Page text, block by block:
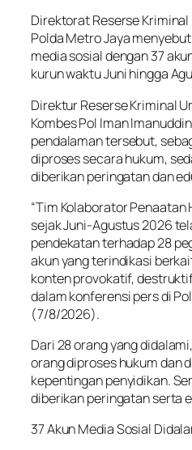
Direktorat Reserse
Polda Metro Jaya
media sosial dengan 37
kurun waktu Juni hingga
Direktur Reserse Kriminal
Kombes Pol Iman
pendalaman tersebut,
diproses secara hukum,
diberikan peringatan dan
“Tim Kolaborator Penaatan
sejak Juni-Agustus 2026
pendekatan terhadap 28
akun yang terindikasi
konten provokatif,
dalam konferensi pers di
(7/8/2026).
Dari 28 orang yang
orang diproses hukum dan
kepentingan penyidikan.
diberikan peringatan serta
37 Akun Media Sosial